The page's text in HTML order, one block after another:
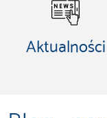
Aktualności